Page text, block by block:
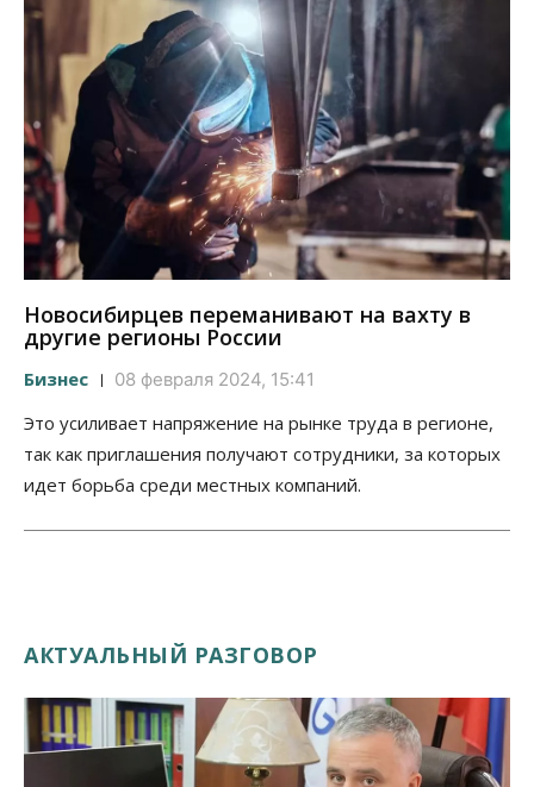
Новосибирцев переманивают на вахту в
другие регионы России
Бизнес 08 февраля 2024, 15:41
Это усиливает напряжение на рынке труда в регионе,
так как приглашения получают сотрудники, за которых
идет борьба среди местных компаний.
АКТУАЛЬНЫЙ РАЗГОВОР